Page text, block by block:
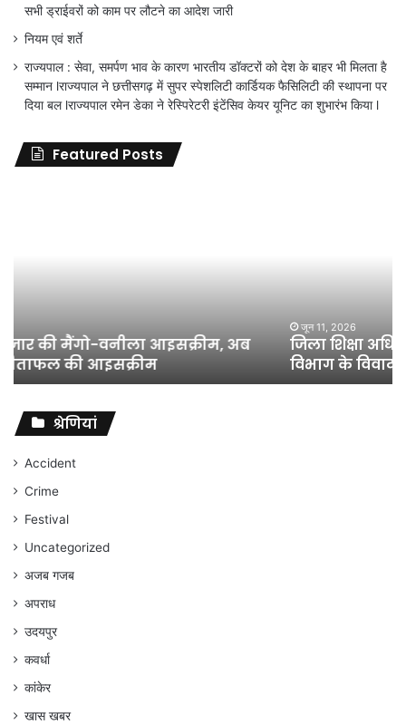
सभी ड्राईवरों को काम पर लौटने का आदेश जारी
नियम एवं शर्ते
राज्यपाल : सेवा, समर्पण भाव के कारण भारतीय डॉक्टरों को देश के बाहर भी मिलता है
सम्मान lराज्यपाल ने छत्तीसगढ़ में सुपर स्पेशलिटी कार्डियक फैसिलिटी की स्थापना पर
दिया बल lराज्यपाल रमेन डेका ने रेस्पिरेटरी इंटेंसिव केयर यूनिट का शुभारंभ किया l
Featured Posts
विभाग
के
विवादों
संघर्ष
जारी
रहेगा
अंकित
गौरहा
जिला शिक्षा अधिकारी का तबादला हुआ, लेकिन शिक्षा
विभाग के विवादों पर संघर्ष जारी रहेगा : अंकित गौरहा
श्रेणियां
Accident
Crime
Festival
Uncategorized
अजब गजब
अपराध
उदयपुर
कवर्धा
कांकेर
खास खबर